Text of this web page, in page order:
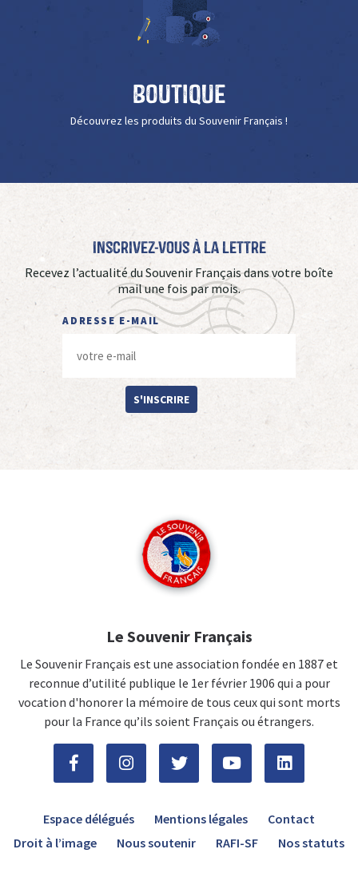
Boutique
Découvrez les produits du Souvenir Français !
Inscrivez-vous à La Lettre
Recevez l’actualité du Souvenir Français dans votre boîte
mail une fois par mois.
ADRESSE E-MAIL
S'INSCRIRE
Le Souvenir Français
Le Souvenir Français est une association fondée en 1887 et
reconnue d’utilité publique le 1er février 1906 qui a pour
vocation d'honorer la mémoire de tous ceux qui sont morts
pour la France qu’ils soient Français ou étrangers.
Espace délégués Mentions légales
Contact
Droit à l’image
Nous soutenir RAFI-SF Nos statuts